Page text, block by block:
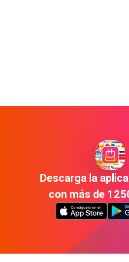
Descarga la
con más de